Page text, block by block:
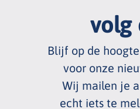
volg
Blijf op de
voor onze
Wij mailen je
echt iets te